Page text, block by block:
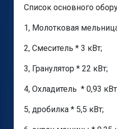
Список основного
1, Молотковая
2, Смеситель * 3 кВт;
3, Гранулятор * 22 кВт;
4, Охладитель * 0,93
5, дробилка * 5,5 кВт;